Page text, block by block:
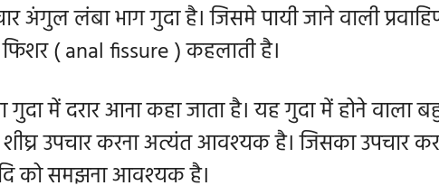
अंगुल लंबा भाग गुदा है। जिसमे पायी जाने वाली
( anal fissure ) कहलाती है।
में दरार आना कहा जाता है। यह गुदा में होने वाला
शीघ्र उपचार करना अत्यंत आवश्यक है। जिसका उपचार
को समझना आवश्यक है।